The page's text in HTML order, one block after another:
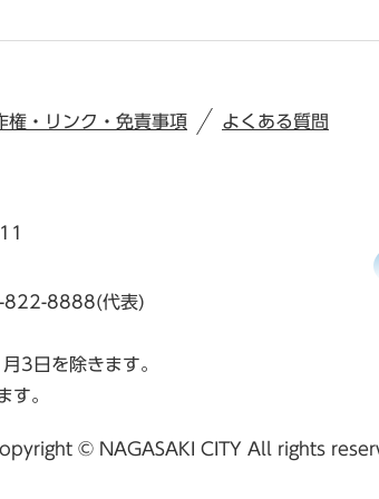
権・リンク・免責事項 よくある質問
822-8888(代表)
3日を除きます。
す。
© NAGASAKI CITY All rights